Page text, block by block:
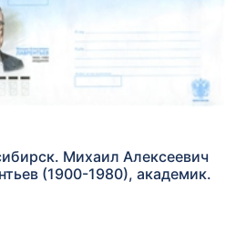
Михаил Алексеевич
(1900-1980), академик.